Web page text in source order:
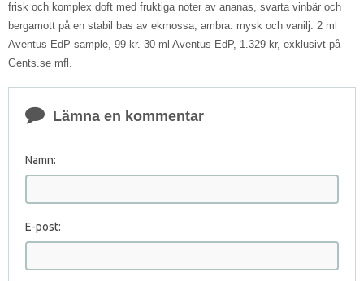
frisk och komplex doft med fruktiga noter av ananas, svarta vinbär och
bergamott på en stabil bas av ekmossa, ambra. mysk och vanilj. 2 ml
Aventus EdP sample, 99 kr. 30 ml Aventus EdP, 1.329 kr, exklusivt på
Gents.se mfl.
Lämna en kommentar
Namn:
E-post: